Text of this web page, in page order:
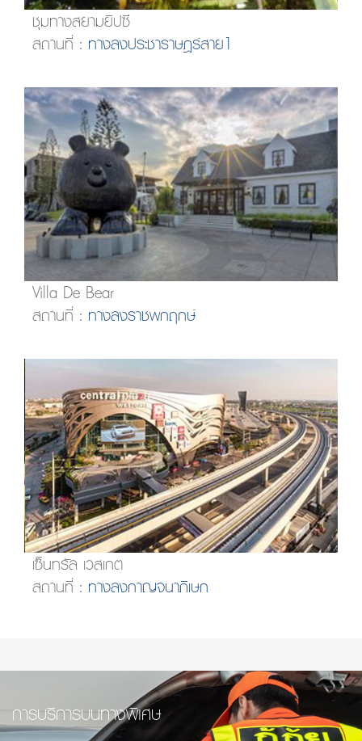
ชุมทางสยามยิปซี
สถานที่ : ทางลงประชาราษฎร์สาย1
Villa De Bear
สถานที่ : ทางลงราชพกฤกษ์
เซ็นทรัล เวสเกต
สถานที่ : ทางลงกาญจนาภิเษก
การบริการบนทางพิเศษ